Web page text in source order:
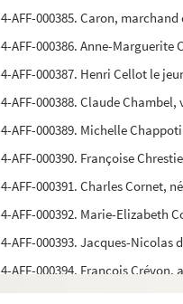
4-AFF-000385. Caron,
4-AFF-000386. Anne-Marguerite
4-AFF-000387. Henri Cellot le
4-AFF-000388. Claude
4-AFF-000389. Michelle
4-AFF-000390. Françoise
4-AFF-000391. Charles Cornet,
4-AFF-000392. Marie-Elizabeth
4-AFF-000393. Jacques-
4-AFF-000394. François